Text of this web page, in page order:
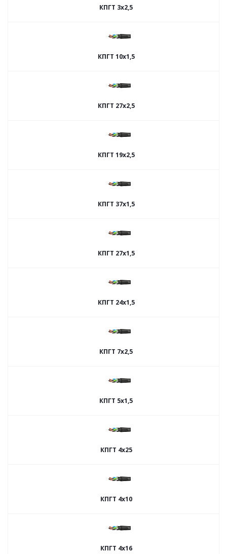
КПГТ 3х2,5
КПГТ 10х1,5
КПГТ 27х2,5
КПГТ 19х2,5
КПГТ 37х1,5
КПГТ 27х1,5
КПГТ 24х1,5
КПГТ 7х2,5
КПГТ 5х1,5
КПГТ 4х25
КПГТ 4х10
КПГТ 4х16